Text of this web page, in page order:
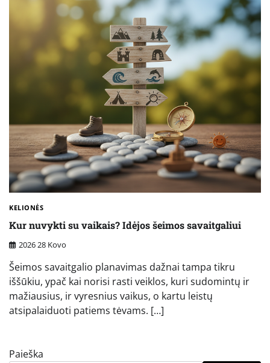
KELIONĖS
Kur nuvykti su vaikais? Idėjos šeimos savaitgaliui
2026 28 Kovo
Šeimos savaitgalio planavimas dažnai tampa tikru
iššūkiu, ypač kai norisi rasti veiklos, kuri sudomintų ir
mažiausius, ir vyresnius vaikus, o kartu leistų
atsipalaiduoti patiems tėvams. […]
Paieška